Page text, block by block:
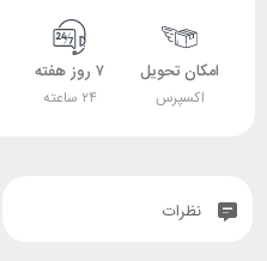
امکان تحویل
اکسپرس
۷ روز هفته
۲۴ ساعته
نظرات